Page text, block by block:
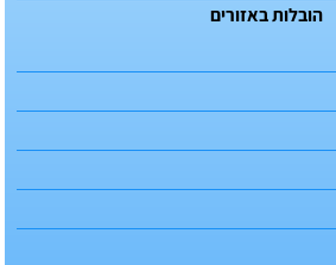
הובלות באזורים